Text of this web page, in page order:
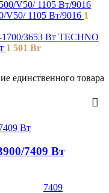
V50/ 1105 Bт/9016 1
TECHNO
1 501 Br
единственного товара
7409 Вт
7409